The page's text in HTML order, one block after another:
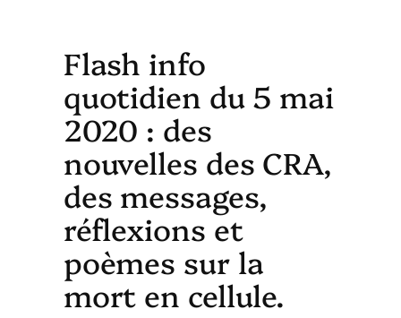
Flash info
quotidien du 5 mai
2020 : des
nouvelles des CRA,
des messages,
réflexions et
poèmes sur la
mort en cellule.